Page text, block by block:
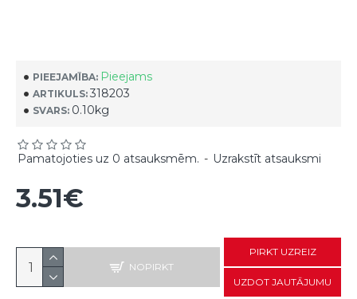
PIEEJAMĪBA: Pieejams
ARTIKULS: 318203
SVARS: 0.10kg
Pamatojoties uz 0 atsauksmēm. - Uzrakstīt atsauksmi
3.51€
NOPIRKT
PIRKT UZREIZ
UZDOT JAUTĀJUMU